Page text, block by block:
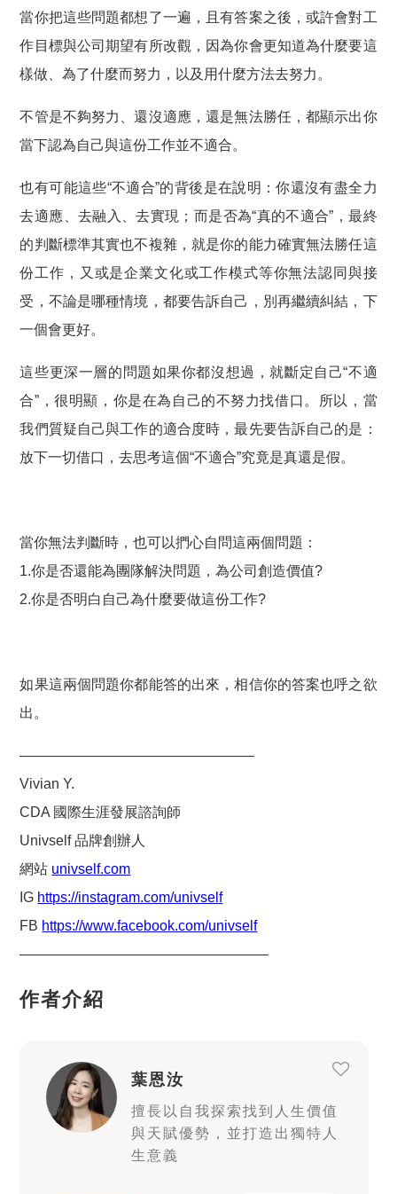
當你把這些問題都想了一遍，且有答案之後，或許會對工
作目標與公司期望有所改觀，因為你會更知道為什麼要這
樣做、為了什麼而努力，以及用什麼方法去努力。
不管是不夠努力、還沒適應，還是無法勝任，都顯示出你
當下認為自己與這份工作並不適合。
也有可能這些“不適合”的背後是在說明：你還沒有盡全力
去適應、去融入、去實現；而是否為“真的不適合”，最終
的判斷標準其實也不複雜，就是你的能力確實無法勝任這
份工作，又或是企業文化或工作模式等你無法認同與接
受，不論是哪種情境，都要告訴自己，別再繼續糾結，下
一個會更好。
這些更深一層的問題如果你都沒想過，就斷定自己“不適
合”，很明顯，你是在為自己的不努力找借口。所以，當
我們質疑自己與工作的適合度時，最先要告訴自己的是：
放下一切借口，去思考這個“不適合”究竟是真還是假。
當你無法判斷時，也可以捫心自問這兩個問題：
1.你是否還能為團隊解決問題，為公司創造價值?
2.你是否明白自己為什麼要做這份工作?
如果這兩個問題你都能答的出來，相信你的答案也呼之欲
出。
————————————————–
Vivian Y.
CDA 國際生涯發展諮詢師
Univself 品牌創辦人
網站 univself.com
IG https://instagram.com/univself
FB https://www.facebook.com/univself
—————————————————–
作者介紹
葉恩汝
擅長以自我探索找到人生價值
與天賦優勢，並打造出獨特人
生意義